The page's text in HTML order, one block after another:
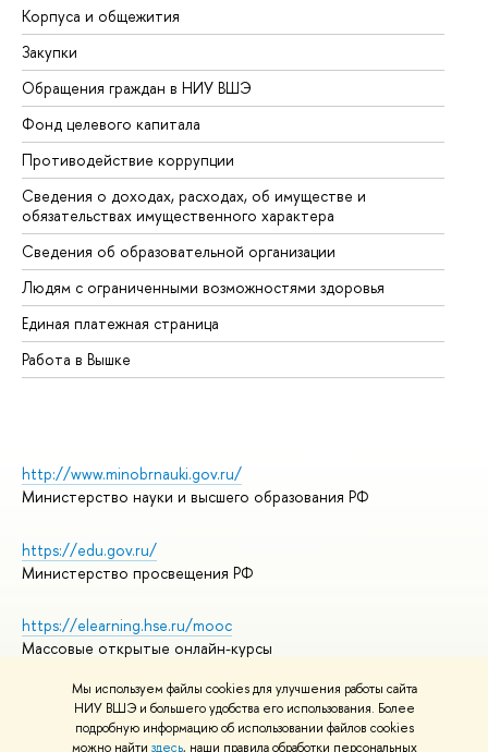
Мы используем файлы cookies для улучшения работы сайта
НИУ ВШЭ и большего удобства его использования. Более
подробную информацию об использовании файлов cookies
можно найти здесь, наши правила обработки персональных
Корпуса и общежития
Закупки
Обращения граждан в НИУ ВШЭ
Фонд целевого капитала
Противодействие коррупции
Сведения о доходах, расходах, об имуществе и
обязательствах имущественного характера
Сведения об образовательной организации
Людям с ограниченными возможностями здоровья
Единая платежная страница
Работа в Вышке
http://www.minobrnauki.gov.ru/
Министерство науки и высшего образования РФ
https://edu.gov.ru/
Министерство просвещения РФ
https://elearning.hse.ru/mooc
Массовые открытые онлайн-курсы
© НИУ ВШЭ 1993–2026 Адреса и контакты